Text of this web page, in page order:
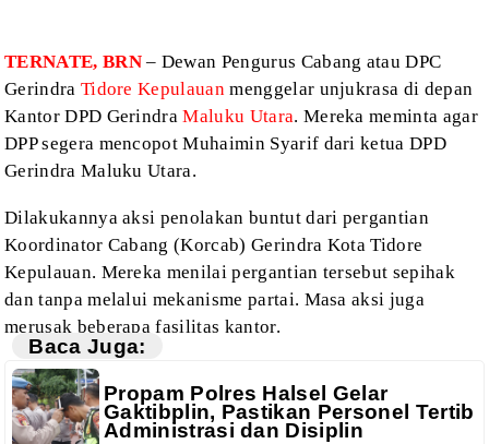
TERNATE, BRN– Dewan Pengurus Cabang atau DPC
Gerindra Tidore Kepulauan menggelar unjukrasa di depan
Kantor DPD GerindraMaluku Utara. Mereka meminta agar
DPP segera mencopot Muhaimin Syarif dari ketua DPD
Gerindra Maluku Utara.
Dilakukannya aksi penolakan buntut dari pergantian
Koordinator Cabang (Korcab) Gerindra Kota Tidore
Kepulauan. Mereka menilai pergantian tersebut sepihak
dan tanpa melalui mekanisme partai. Masa aksi juga
merusak beberapa fasilitas kantor.
Baca Juga:
Propam Polres Halsel Gelar
Gaktibplin, Pastikan Personel Tertib
Administrasi dan Disiplin